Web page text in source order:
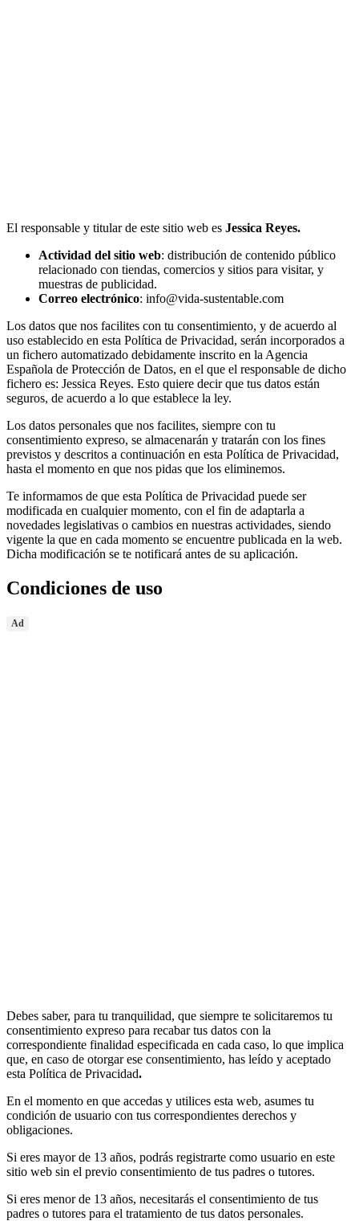
El responsable y titular de este sitio web es Jessica Reyes.
Actividad del sitio web: distribución de contenido público
relacionado con tiendas, comercios y sitios para visitar, y
muestras de publicidad.
Correo electrónico: info@vida-sustentable.com
Los datos que nos facilites con tu consentimiento, y de acuerdo al
uso establecido en esta Política de Privacidad, serán incorporados a
un fichero automatizado debidamente inscrito en la Agencia
Española de Protección de Datos, en el que el responsable de dicho
fichero es: Jessica Reyes. Esto quiere decir que tus datos están
seguros, de acuerdo a lo que establece la ley.
Los datos personales que nos facilites, siempre con tu
consentimiento expreso, se almacenarán y tratarán con los fines
previstos y descritos a continuación en esta Política de Privacidad,
hasta el momento en que nos pidas que los eliminemos.
Te informamos de que esta Política de Privacidad puede ser
modificada en cualquier momento, con el fin de adaptarla a
novedades legislativas o cambios en nuestras actividades, siendo
vigente la que en cada momento se encuentre publicada en la web.
Dicha modificación se te notificará antes de su aplicación.
Condiciones de uso
Ad
Debes saber, para tu tranquilidad, que siempre te solicitaremos tu
consentimiento expreso para recabar tus datos con la
correspondiente finalidad especificada en cada caso, lo que implica
que, en caso de otorgar ese consentimiento, has leído y aceptado
esta Política de Privacidad.
En el momento en que accedas y utilices esta web, asumes tu
condición de usuario con tus correspondientes derechos y
obligaciones.
Si eres mayor de 13 años, podrás registrarte como usuario en este
sitio web sin el previo consentimiento de tus padres o tutores.
Si eres menor de 13 años, necesitarás el consentimiento de tus
padres o tutores para el tratamiento de tus datos personales.